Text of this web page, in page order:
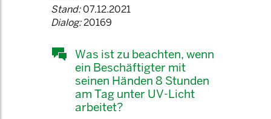
Stand:07.12.2021
Dialog:20169
Was ist zu beachten, wenn
ein Beschäftigter mit
seinen Händen 8 Stunden
am Tag unter UV-Licht
arbeitet?